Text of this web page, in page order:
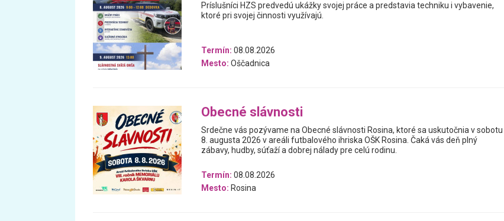
Príslušníci HZS predvedú ukážky svojej práce a predstavia techniku i vybavenie,
ktoré pri svojej činnosti využívajú.
Termín: 08.08.2026
Mesto: Oščadnica
Obecné slávnosti
Srdečne vás pozývame na Obecné slávnosti Rosina, ktoré sa uskutočnia v sobotu
8. augusta 2026 v areáli futbalového ihriska OŠK Rosina. Čaká vás deň plný
zábavy, hudby, súťaží a dobrej nálady pre celú rodinu.
Termín: 08.08.2026
Mesto: Rosina